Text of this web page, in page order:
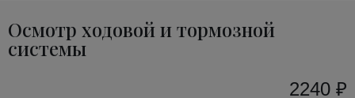
Осмотр ходовой и тормозной
системы
2240 ₽